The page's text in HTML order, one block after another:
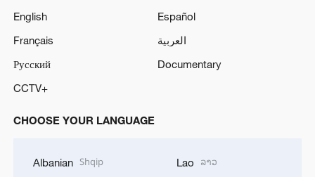
English
Español
Français
العربية
Русский
Documentary
CCTV+
CHOOSE YOUR LANGUAGE
Albanian Shqip Lao ລາວ